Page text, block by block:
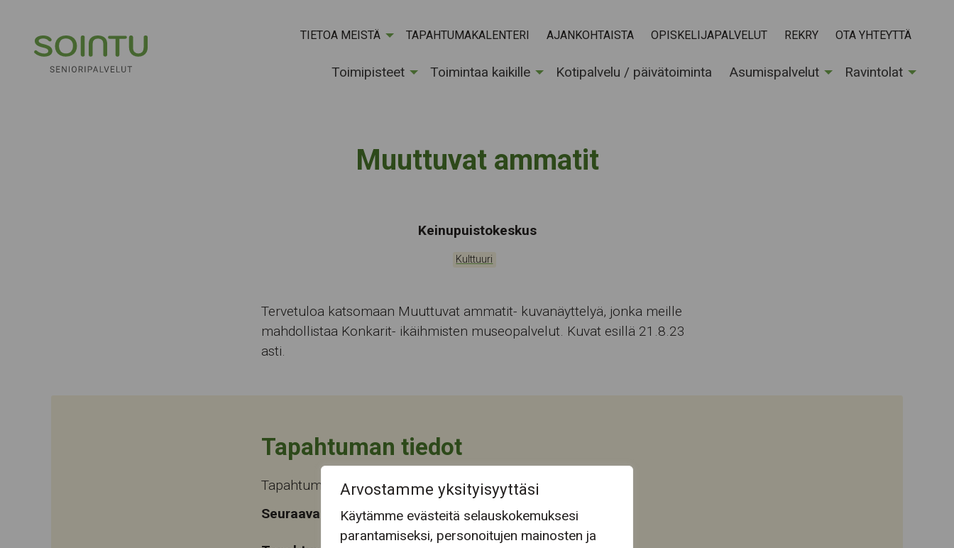
Arvostamme yksityisyyttäsi
Käytämme evästeitä selauskokemuksesi
parantamiseksi, personoitujen mainosten ja
TIETOA MEISTÄ TAPAHTUMAKALENTERI AJANKOHTAISTA OPISKELIJAPALVELUT REKRY OTA YHTEYTTÄ
Toimipisteet Toimintaa kaikille Kotipalvelu / päivätoiminta Asumispalvelut Ravintolat
Muuttuvat ammatit
Tapahtumapaikka:
Keinupuistokeskus
Kategoriat:
Kulttuuri
Tervetuloa katsomaan Muuttuvat ammatit- kuvanäyttelyä, jonka meille
mahdollistaa Konkarit- ikäihmisten museopalvelut. Kuvat esillä 21.8.23
asti.
Tapahtuman tiedot
Tapahtuma päättyi ke 9.8.2023
Seuraava tapahtuma-aika